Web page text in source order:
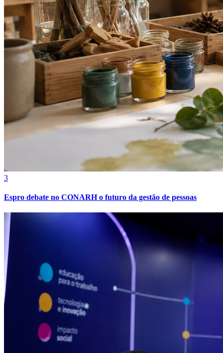
Bragantino
3
Espro debate no CONARH o futuro da gestão de pessoas